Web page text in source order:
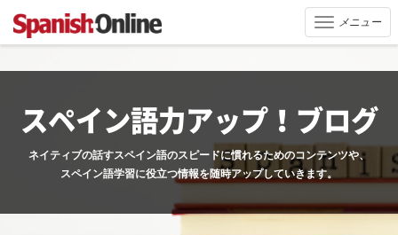
Toggle
navigation
メニュー
スペイン語力アップ！ブログ
ネイティブの話すスペイン語のスピードに慣れるためのコンテンツや、
スペイン語学習に役立つ情報を随時アップしていきます。